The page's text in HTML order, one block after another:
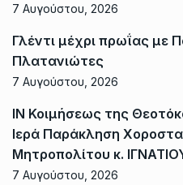
7 Αυγούστου, 2026
Γλέντι μέχρι πρωΐας με
Πλατανιώτες
7 Αυγούστου, 2026
ΙΝ Κοιμήσεως της
Ιερά Παράκληση
Μητροπολίτου κ.
7 Αυγούστου, 2026